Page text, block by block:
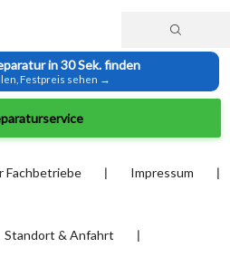
in 30 Sek. finden
Festpreis sehen →
Fachbetriebe ❘ Impressum ❘
Standort & Anfahrt ❘